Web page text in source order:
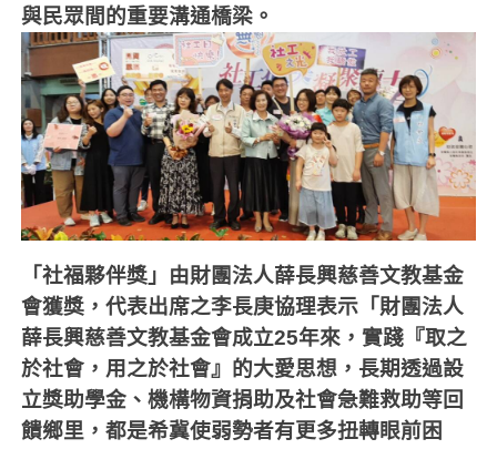
與民眾間的重要溝通橋梁。
「社福夥伴獎」由財團法人薛長興慈善文教基金
會獲獎，代表出席之李長庚協理表示「財團法人
薛長興慈善文教基金會成立25年來，實踐『取之
於社會，用之於社會』的大愛思想，長期透過設
立獎助學金、機構物資捐助及社會急難救助等回
饋鄉里，都是希冀使弱勢者有更多扭轉眼前困